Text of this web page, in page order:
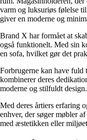
varm og luksuriøs følelse
giver en moderne og
Brand X har formået at
også funktionelt. Med sin
en sofa, hvilket gør det
Forbrugerne kan have
kombinerer deres
moderne og stilfuldt design.
Med deres årtiers erfaring
enhver, der søger møbler
med æstetikken eller